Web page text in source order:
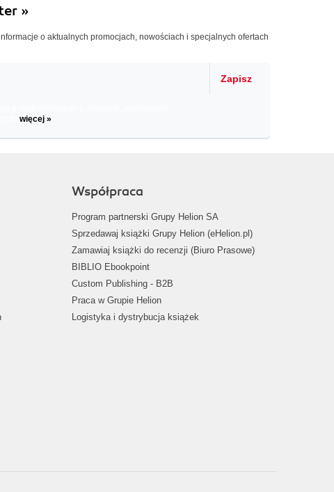
»
o aktualnych promocjach, nowościach i specjalnych ofertach
Zapisz
więcej »
Współpraca
Program partnerski Grupy Helion SA
Sprzedawaj książki Grupy Helion (eHelion.pl)
Zamawiaj książki do recenzji (Biuro Prasowe)
BIBLIO Ebookpoint
Custom Publishing - B2B
Praca w Grupie Helion
Logistyka i dystrybucja książek